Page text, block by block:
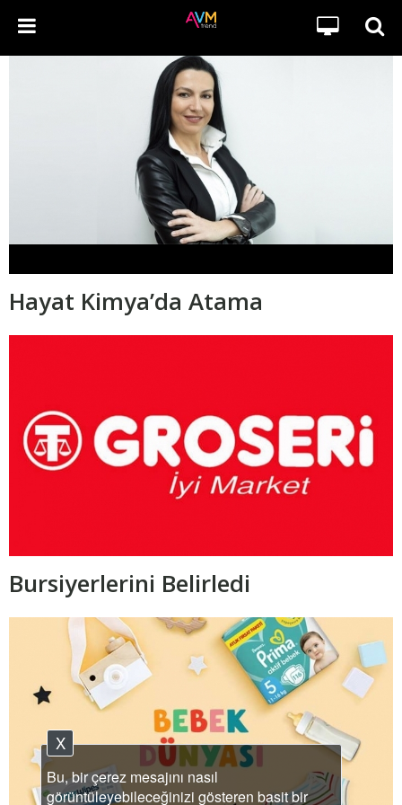
Hayat Kimya’da Atama
Bursiyerlerini Belirledi
Bu, bir çerez mesajını nasıl
görüntüleyebileceğinizi gösteren basit bir
X